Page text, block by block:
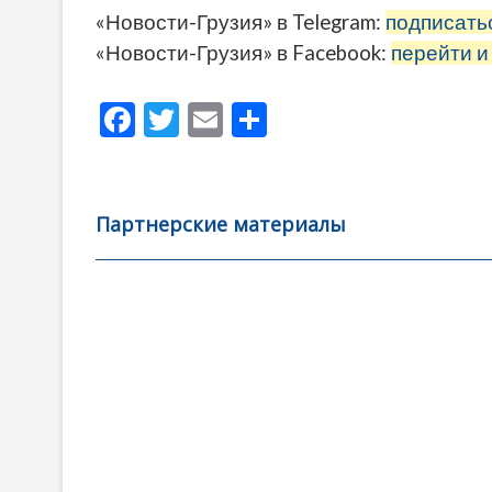
«Новости-Грузия» в Telegram:
«Новости-Грузия» в Facebook: перейти и
F
b
o
T
er
E
l
а
в
Партнерские материалы